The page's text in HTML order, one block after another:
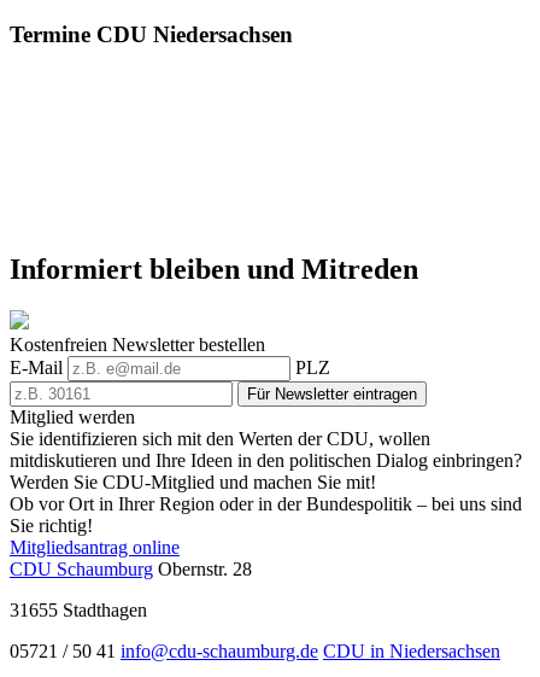
Termine CDU Niedersachsen
Informiert bleiben und Mitreden
Kostenfreien Newsletter bestellen
E-Mail
PLZ
Für Newsletter eintragen
Mitglied werden
Sie identifizieren sich mit den Werten der CDU, wollen
mitdiskutieren und Ihre Ideen in den politischen Dialog einbringen?
Werden Sie CDU-Mitglied und machen Sie mit!
Ob vor Ort in Ihrer Region oder in der Bundespolitik – bei uns sind
Sie richtig!
Mitgliedsantrag online
CDU Schaumburg Obernstr. 28
31655 Stadthagen
05721 / 50 41 info@cdu-schaumburg.de CDU in Niedersachsen